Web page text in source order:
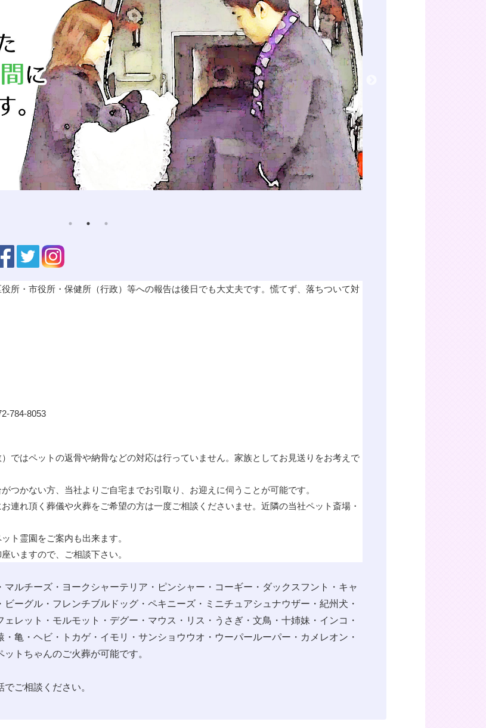
所・市役所・保健所（行政）等への報告は後日でも大丈夫です。慌てず、落ちついて対
784-8053
ではペットの返骨や納骨などの対応は行っていません。家族としてお見送りをお考えで
つかない方、当社よりご自宅までお引取り、お迎えに伺うことが可能です。
連れ頂く葬儀や火葬をご希望の方は一度ご相談くださいませ。近隣の当社ペット斎場・
ト霊園をご案内も出来ます。
いますので、ご相談下さい。
ルチーズ・ヨークシャーテリア・ピンシャー・コーギー・ダックスフント・キャ
ーグル・フレンチブルドッグ・ペキニーズ・ミニチュアシュナウザー・紀州犬・
レット・モルモット・デグー・マウス・リス・うさぎ・文鳥・十姉妹・インコ・
亀・ヘビ・トカゲ・イモリ・サンショウウオ・ウーパールーパー・カメレオン・
トちゃんのご火葬が可能です。
ご相談ください。